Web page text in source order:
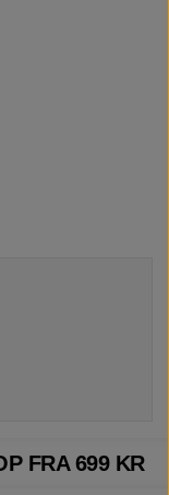
FRA 699 KR